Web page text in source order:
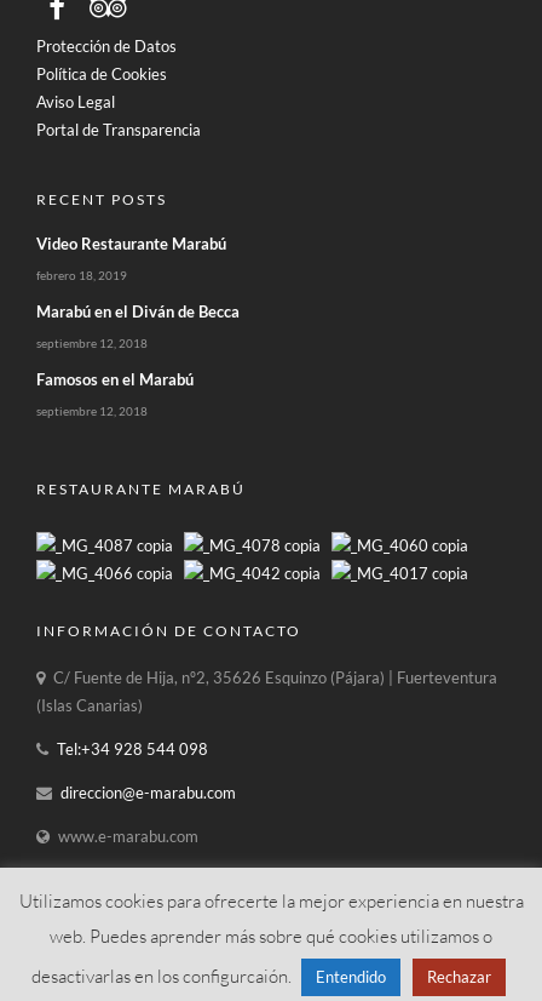
Protección de Datos
Política de Cookies
Aviso Legal
Portal de Transparencia
RECENT POSTS
Video Restaurante Marabú
febrero 18, 2019
Marabú en el Diván de Becca
septiembre 12, 2018
Famosos en el Marabú
septiembre 12, 2018
RESTAURANTE MARABÚ
INFORMACIÓN DE CONTACTO
C/ Fuente de Hija, nº2, 35626 Esquinzo (Pájara) | Fuerteventura
(Islas Canarias)
Tel:+34 928 544 098
direccion@e-marabu.com
www.e-marabu.com
Utilizamos cookies para ofrecerte la mejor experiencia en nuestra
web. Puedes aprender más sobre qué cookies utilizamos o
desactivarlas en los configurcaión.
Entendido Rechazar